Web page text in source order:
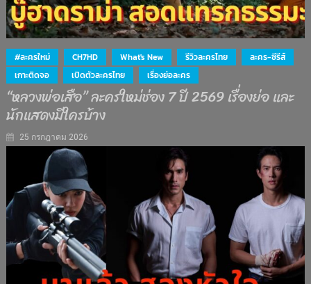
#ละครใหม่ CH7HD What's New รีวิวละครไทย
ละคร-ซีรีส์
เกาะติดจอ
เปิดตัวละครไทย เรื่องย่อละคร
“หลวงพ่อเสือ” ละครใหม่ช่อง 7 ปี 2569 เรื่องย่อ และ
นักแสดงมีใครบ้าง
25 กรกฎาคม 2026